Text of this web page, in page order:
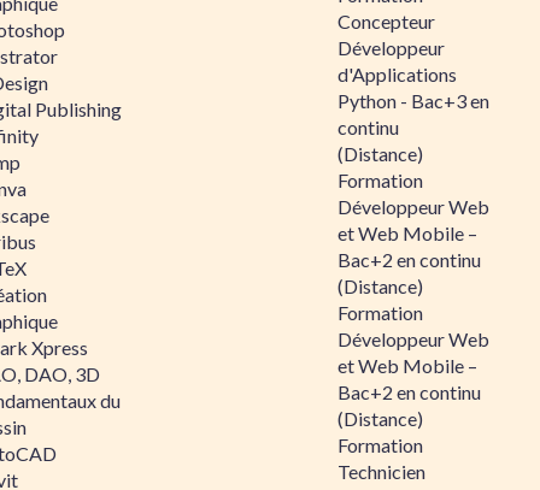
Publishing
Xpress
DAO, 3D
du
Concepteur
Développeur
d'Applications
Python - Bac+3 en
continu
(Distance)
Formation
Développeur Web
et Web Mobile –
Bac+2 en continu
(Distance)
Formation
Développeur Web
et Web Mobile –
Bac+2 en continu
(Distance)
Formation
Technicien